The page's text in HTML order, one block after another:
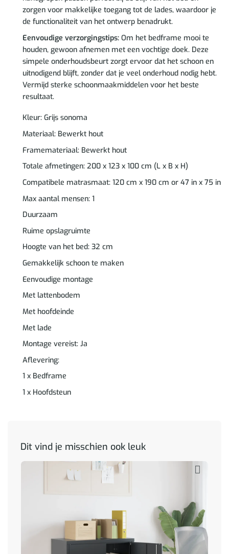
zorgen voor makkelijke toegang tot de lades, waardoor je
de functionaliteit van het ontwerp benadrukt.
Eenvoudige verzorgingstips:Om het bedframe mooi te
houden, gewoon afnemen met een vochtige doek. Deze
simpele onderhoudsbeurt zorgt ervoor dat het schoon en
uitnodigend blijft, zonder dat je veel onderhoud nodig hebt.
Vermijd sterke schoonmaakmiddelen voor het beste
resultaat.
Kleur: Grijs sonoma
Materiaal: Bewerkt hout
Framemateriaal: Bewerkt hout
Totale afmetingen: 200 x 123 x 100 cm (L x B x H)
Compatibele matrasmaat: 120 cm x 190 cm or 47 in x 75 in
Max aantal mensen: 1
Duurzaam
Ruime opslagruimte
Hoogte van het bed: 32 cm
Gemakkelijk schoon te maken
Eenvoudige montage
Met lattenbodem
Met hoofdeinde
Met lade
Montage vereist: Ja
Aflevering:
1 x Bedframe
1 x Hoofdsteun
Dit vind je misschien ook leuk